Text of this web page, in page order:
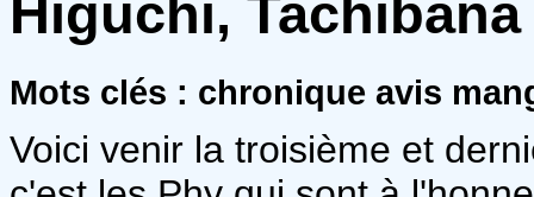
Higuchi, Tachibana
Mots clés : chronique avis
Voici venir la troisième et